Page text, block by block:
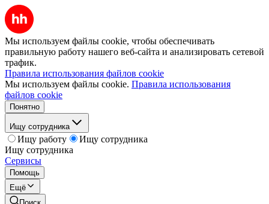
Мы используем файлы cookie, чтобы обеспечивать
правильную работу нашего веб-сайта и анализировать сетевой
трафик.
Правила использования файлов cookie
Мы используем файлы cookie. Правила использования
файлов cookie
Понятно
Ищу сотрудника
Ищу работу
Ищу сотрудника
Ищу сотрудника
Сервисы
Помощь
Ещё